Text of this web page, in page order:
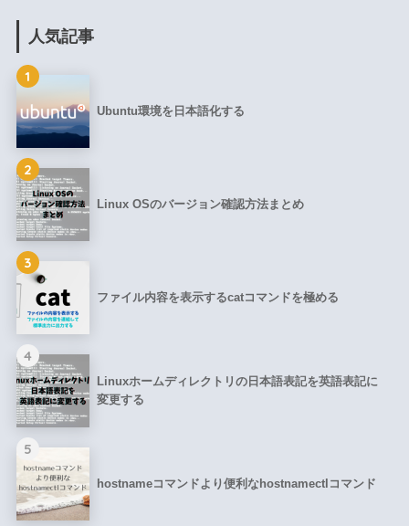
人気記事
1
Ubuntu環境を日本語化する
2
Linux OSのバージョン確認方法まとめ
3
ファイル内容を表示するcatコマンドを極める
4
Linuxホームディレクトリの日本語表記を英語表記に
変更する
5
hostnameコマンドより便利なhostnamectlコマンド